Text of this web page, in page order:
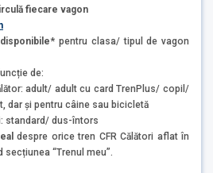
fiecare vagon
* pentru clasa/ tipul de vagon
de:
adult/ adult cu card TrenPlus/ copil/
dar și pentru câine sau bicicletă
standard/ dus-întors
despre orice tren CFR Călători aflat în
“Trenul meu”.